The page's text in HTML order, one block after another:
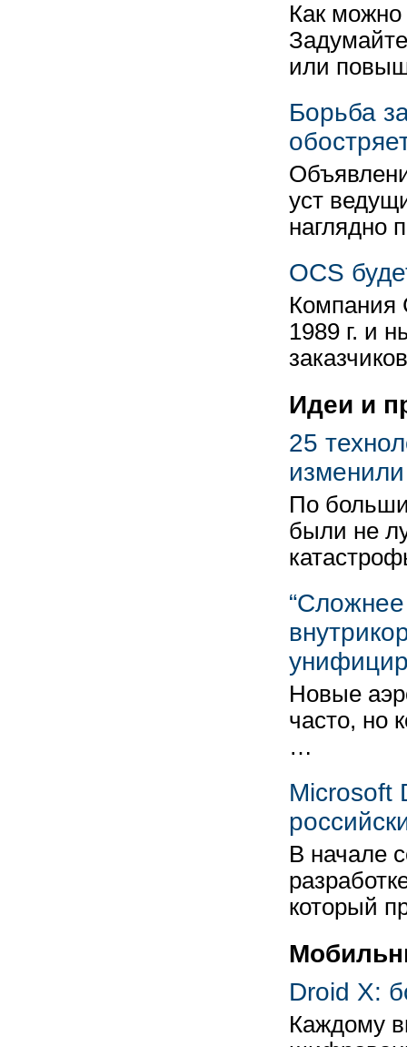
Как
или
Борьба
уст
наглядно
OCS
Компания
1989 г. и
Идеи и
25
По
были не
Новые
часто, но
…
Microsoft
В начале
который
Droid X:
Каждому